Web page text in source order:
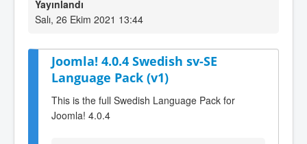
Yayınlandı
Salı, 26 Ekim 2021 13:44
Joomla! 4.0.4 Swedish sv-SE
Language Pack (v1)
This is the full Swedish Language Pack for
Joomla! 4.0.4